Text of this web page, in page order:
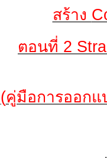
สร้าง
ตอนที่ 2
(คู่มือการออกแ